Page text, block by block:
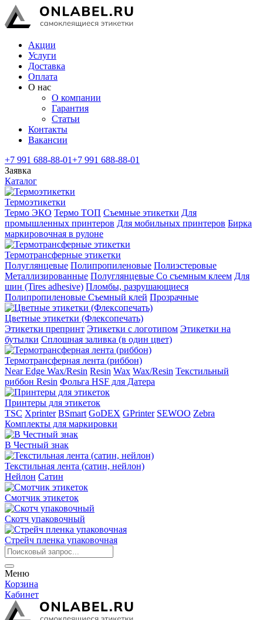
Акции
Услуги
Доставка
Оплата
О нас
О компании
Гарантия
Статьи
Контакты
Вакансии
+7 991 688-88-01+7 991 688-88-01
Заявка
Каталог
Термоэтикетки
Термо ЭКО Термо ТОП Съемные этикетки Для
промышленных принтеров Для мобильных принтеров Бирка
маркировочная в рулоне
Термотрансферные этикетки
Полуглянцевые Полипропиленовые Полиэстеровые
Металлизированные Полуглянцевые Со съемным клеем Для
шин (Tires adhesive) Пломбы, разрушающиеся
Полипропиленовые Съемный клей Прозрачные
Цветные этикетки (Флексопечать)
Этикетки препринт Этикетки с логотипом Этикетки на
бутылки Сплошная заливка (в один цвет)
Термотрансферная лента (риббон)
Near Edge Wax/Resin Resin Wax Wax/Resin Текстильный
риббон Resin Фольга HSF для Датера
Принтеры для этикеток
TSC Xprinter BSmart GoDEX GPrinter SEWOO Zebra
Комплекты для маркировки
В Честный знак
Текстильная лента (сатин, нейлон)
Нейлон Сатин
Смотчик этикеток
Скотч упаковочный
Стрейч пленка упаковочная
Меню
Корзина
Кабинет